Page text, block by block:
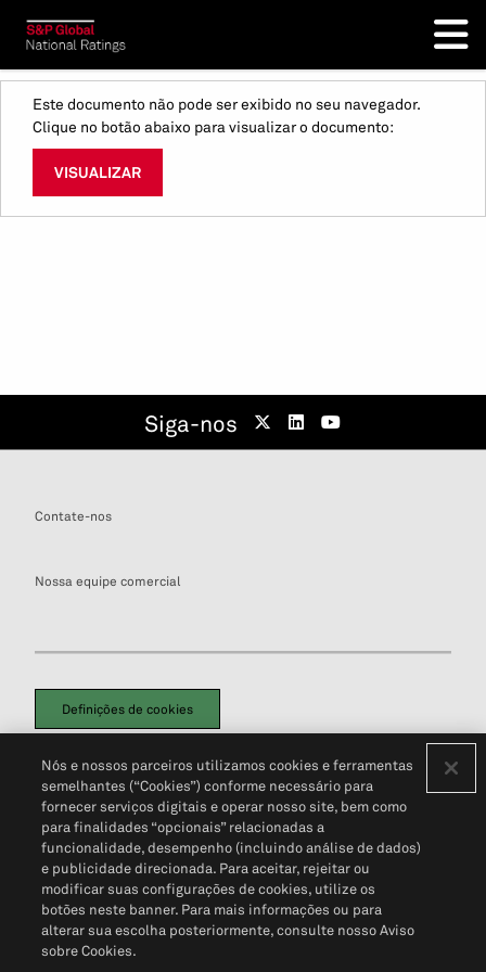
Este documento não pode ser exibido no seu navegador.
Clique no botão abaixo para visualizar o documento:
VISUALIZAR
Siga-nos
Contate-nos
Nossa equipe comercial
Definições de cookies
Política de PrivacidadePortal de privacidade do cliente (em inglês)
Não Venda Minhas Informações Pessoais© 2026 S&P Global
Nós e nossos parceiros utilizamos cookies e ferramentas
semelhantes (“Cookies”) conforme necessário para
fornecer serviços digitais e operar nosso site, bem como
para finalidades “opcionais” relacionadas a
funcionalidade, desempenho (incluindo análise de dados)
e publicidade direcionada. Para aceitar, rejeitar ou
modificar suas configurações de cookies, utilize os
botões neste banner. Para mais informações ou para
alterar sua escolha posteriormente, consulte nosso Aviso
sobre Cookies.